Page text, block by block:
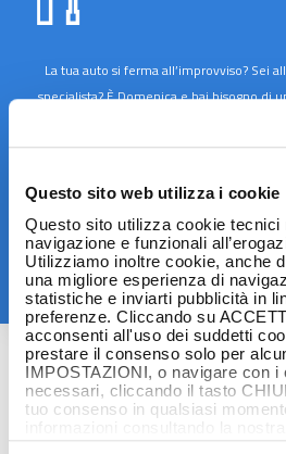
Questo sito web utilizza i cookie
Questo sito utilizza cookie tecnici
navigazione e funzionali
Utilizziamo inoltre cookie, anche
una migliore esperienza di
statistiche e inviarti pubblicità in
preferenze. Cliccando su
acconsenti all'uso dei suddetti
prestare il consenso solo per
IMPOSTAZIONI, o navigare con
necessari, cliccando il tasto
tuo consenso in qualsiasi
La tua auto si ferma all’improvviso? Sei
specialista? È Domenica e hai bisogno di
hanno smarrito il bagaglio? La prima
Operativa al Numero Verde 800 092 092
1 Non appena si verifica
è necessario chiamare la
Verde 800 092 092
dall’estero).
Il servizio è attivo24 ore su